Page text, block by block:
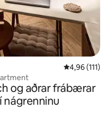
4,96 af 5 í
4,96 (111)
og aðrar frábærar
nágrenninu